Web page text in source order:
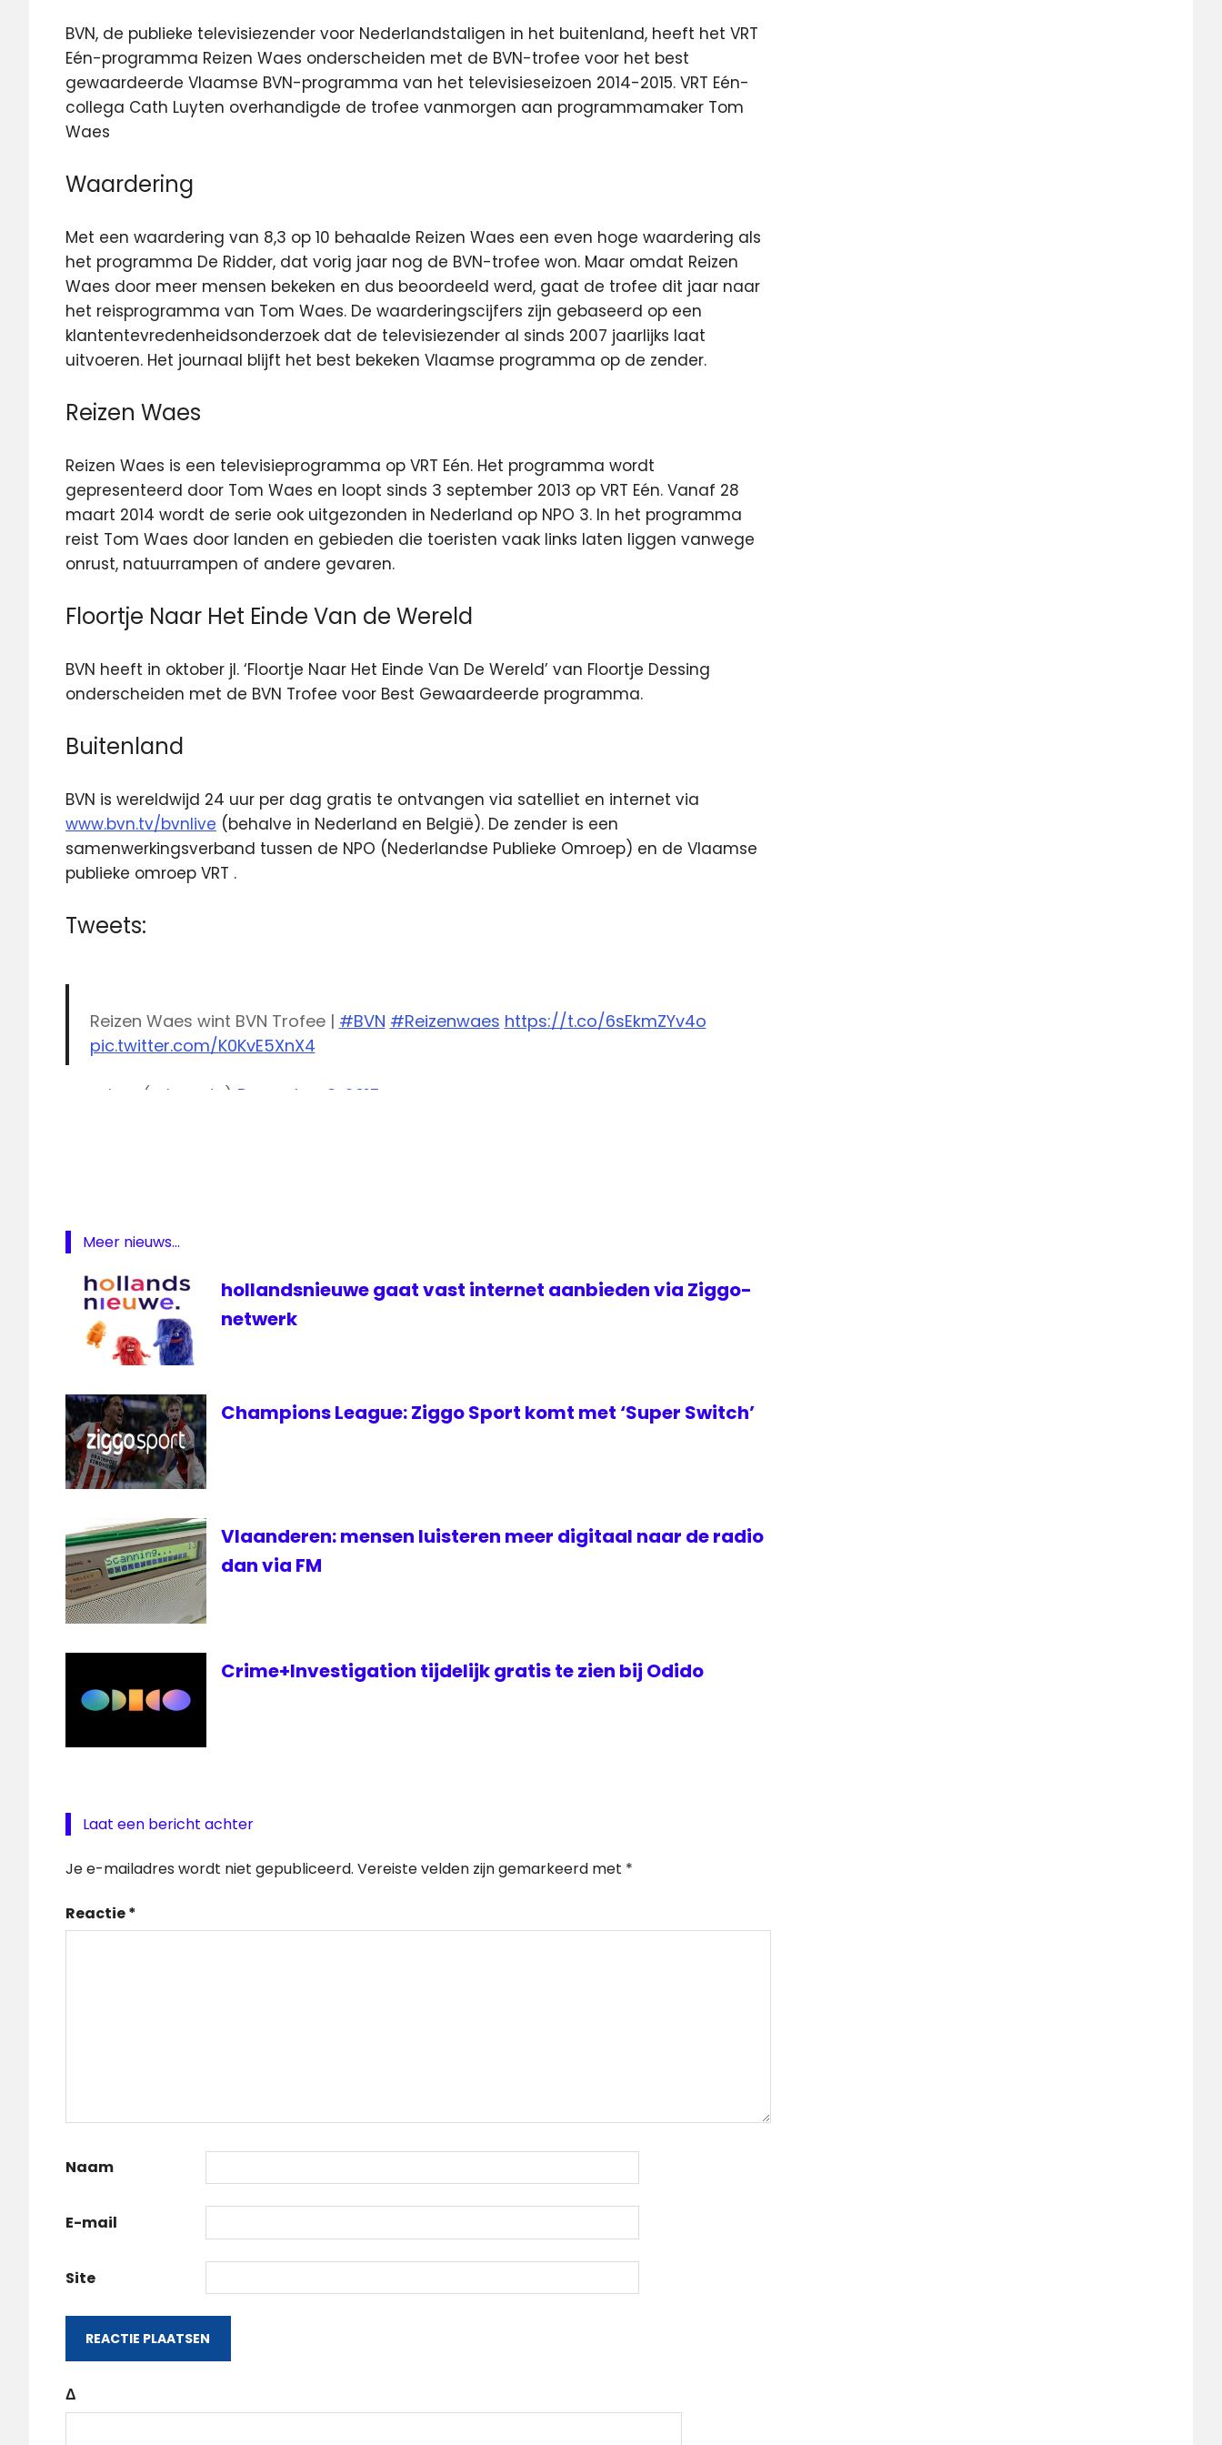
BVN, de publieke televisiezender voor Nederlandstaligen in het buitenland, heeft het VRT
Eén-programma Reizen Waes onderscheiden met de BVN-trofee voor het best
gewaardeerde Vlaamse BVN-programma van het televisieseizoen 2014-2015. VRT Eén-
collega Cath Luyten overhandigde de trofee vanmorgen aan programmamaker Tom
Waes
Waardering
Met een waardering van 8,3 op 10 behaalde Reizen Waes een even hoge waardering als
het programma De Ridder, dat vorig jaar nog de BVN-trofee won. Maar omdat Reizen
Waes door meer mensen bekeken en dus beoordeeld werd, gaat de trofee dit jaar naar
het reisprogramma van Tom Waes. De waarderingscijfers zijn gebaseerd op een
klantentevredenheidsonderzoek dat de televisiezender al sinds 2007 jaarlijks laat
uitvoeren. Het journaal blijft het best bekeken Vlaamse programma op de zender.
Reizen Waes
Reizen Waes is een televisieprogramma op VRT Eén. Het programma wordt
gepresenteerd door Tom Waes en loopt sinds 3 september 2013 op VRT Eén. Vanaf 28
maart 2014 wordt de serie ook uitgezonden in Nederland op NPO 3. In het programma
reist Tom Waes door landen en gebieden die toeristen vaak links laten liggen vanwege
onrust, natuurrampen of andere gevaren.
Floortje Naar Het Einde Van de Wereld
BVN heeft in oktober jl. ‘Floortje Naar Het Einde Van De Wereld’ van Floortje Dessing
onderscheiden met de BVN Trofee voor Best Gewaardeerde programma.
Buitenland
BVN is wereldwijd 24 uur per dag gratis te ontvangen via satelliet en internet via
www.bvn.tv/bvnlive (behalve in Nederland en België). De zender is een
samenwerkingsverband tussen de NPO (Nederlandse Publieke Omroep) en de Vlaamse
publieke omroep VRT .
Tweets:
Reizen Waes wint BVN Trofee | #BVN #Reizenwaes https://t.co/6sEkmZYv4o
pic.twitter.com/K0KvE5XnX4
— bvn (@bvn_tv) December 3, 2015
Waes
Vlaanderen
VRT
Meer nieuws...
hollandsnieuwe gaat vast internet aanbieden via Ziggo-
netwerk
Champions League: Ziggo Sport komt met ‘Super Switch’
Vlaanderen: mensen luisteren meer digitaal naar de radio
dan via FM
Crime+Investigation tijdelijk gratis te zien bij Odido
Laat een bericht achter
Je e-mailadres wordt niet gepubliceerd. Vereiste velden zijn gemarkeerd met *
Reactie*
Naam
E-mail
Site
Δ